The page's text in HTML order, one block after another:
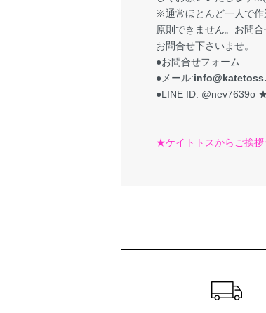
※通常ほとんど一人で
原則できません。お問
お問合せ下さいませ。
●お問合せフォーム
●メール:
●LINE ID: @nev7639o
★ケイトトスからご挨